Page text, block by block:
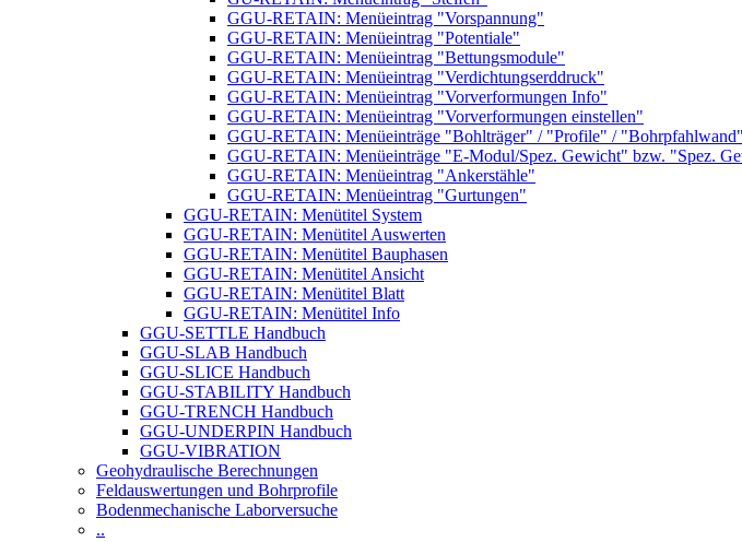
GGU-RETAIN: Menüeintrag "Vorspannung"
GGU-RETAIN: Menüeintrag "Potentiale"
GGU-RETAIN: Menüeintrag "Bettungsmodule"
GGU-RETAIN: Menüeintrag "Verdichtungserddruck"
GGU-RETAIN: Menüeintrag "Vorverformungen Info"
GGU-RETAIN: Menüeintrag "Vorverformungen einstellen"
GGU-RETAIN: Menüeinträge "Bohlträger" / "Profile" /
GGU-RETAIN: Menüeinträge "E-Modul/Spez. Gewicht" bzw. "Spez.
GGU-RETAIN: Menüeintrag "Ankerstähle"
GGU-RETAIN: Menüeintrag "Gurtungen"
GGU-RETAIN: Menütitel System
GGU-RETAIN: Menütitel Auswerten
GGU-RETAIN: Menütitel Bauphasen
GGU-RETAIN: Menütitel Ansicht
GGU-RETAIN: Menütitel Blatt
GGU-RETAIN: Menütitel Info
GGU-SETTLE Handbuch
GGU-SLAB Handbuch
GGU-SLICE Handbuch
GGU-STABILITY Handbuch
GGU-TRENCH Handbuch
GGU-UNDERPIN Handbuch
GGU-VIBRATION
Geohydraulische Berechnungen
Feldauswertungen und Bohrprofile
Bodenmechanische Laborversuche
..